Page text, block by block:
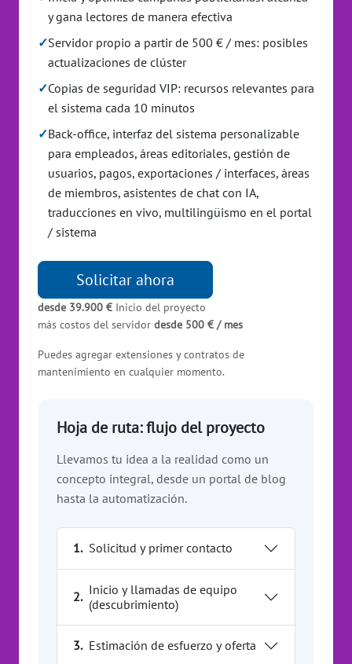
y gana lectores de manera efectiva
✓Servidor propio a partir de 500 € / mes: posibles
actualizaciones de clúster
✓Copias de seguridad VIP: recursos relevantes para
el sistema cada 10 minutos
✓Back-office, interfaz del sistema personalizable
para empleados, áreas editoriales, gestión de
usuarios, pagos, exportaciones / interfaces, áreas
de miembros, asistentes de chat con IA,
traducciones en vivo, multilingüismo en el portal
/ sistema
Solicitar ahora
desde 39.900 € Inicio del proyecto
más costos del servidor desde 500 € / mes
Puedes agregar extensiones y contratos de
mantenimiento en cualquier momento.
Hoja de ruta: flujo del proyecto
Llevamos tu idea a la realidad como un
concepto integral, desde un portal de blog
hasta la automatización.
1. Solicitud y primer contacto
2. Inicio y llamadas de equipo
(descubrimiento)
3. Estimación de esfuerzo y oferta